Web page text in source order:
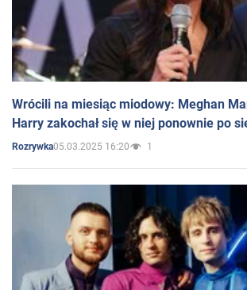
Wrócili na miesiąc miodowy: Meghan
Harry zakochał się w niej ponownie po
Rozrywka05.03.2025 16:20 1